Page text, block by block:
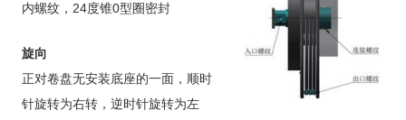
内螺纹，24度锥0型圈密封
旋向
正对卷盘无安装底座的一面，顺时
针旋转为右转，逆时针旋转为左